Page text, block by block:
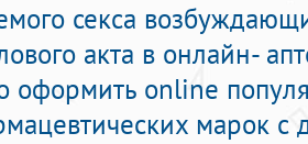
секса
акта в онлайн-
оформить online
марок с